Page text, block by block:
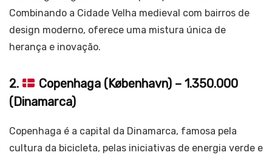
Combinando a Cidade Velha medieval com bairros de
design moderno, oferece uma mistura única de
herança e inovação.
2.
Copenhaga (København) – 1.350.000
(Dinamarca)
Copenhaga é a capital da Dinamarca, famosa pela
cultura da bicicleta, pelas iniciativas de energia verde e